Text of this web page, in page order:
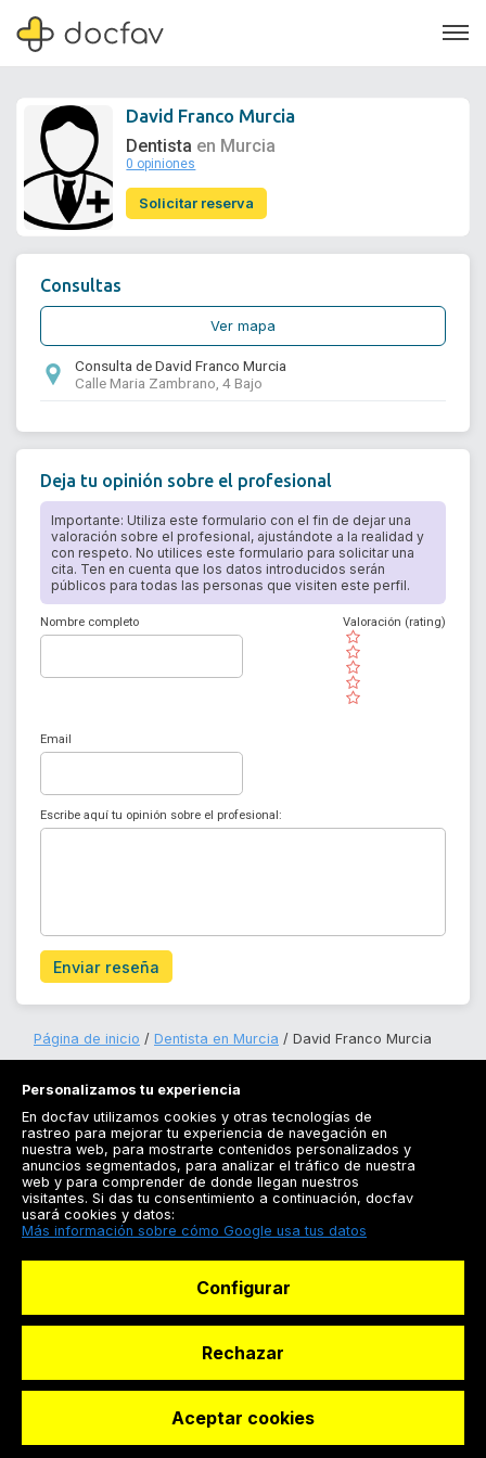
Soporte
David Franco Murcia
Dentista en Murcia
0 opiniones
Solicitar reserva
Solicitar reserva
Consultas
Ver mapa
Consulta de David Franco Murcia
Calle Maria Zambrano, 4 Bajo
Deja tu opinión sobre el profesional
Importante: Utiliza este formulario con el fin de dejar una
valoración sobre el profesional, ajustándote a la realidad y
con respeto. No utilices este formulario para solicitar una
cita. Ten en cuenta que los datos introducidos serán
públicos para todas las personas que visiten este perfil.
Nombre completo
( )
( )
( )
( )
( )
Valoración (rating)
Email
Escribe aquí tu opinión sobre el profesional:
Enviar reseña
Página de inicio Dentista en Murcia David Franco Murcia
Registrarse
Docfav
© Dashboard Technologies S.L
Personalizamos tu experiencia
En docfav utilizamos cookies y otras tecnologías de
rastreo para mejorar tu experiencia de navegación en
nuestra web, para mostrarte contenidos personalizados y
anuncios segmentados, para analizar el tráfico de nuestra
web y para comprender de donde llegan nuestros
visitantes. Si das tu consentimiento a continuación, docfav
usará cookies y datos:
Más información sobre cómo Google usa tus datos
Configurar
Rechazar
Aceptar cookies